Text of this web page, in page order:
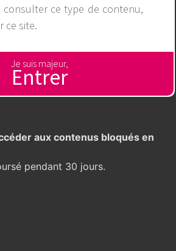
consulter ce type de contenu,
ce site.
Je suis majeur,
Entrer
aux contenus bloqués en
pendant 30 jours.